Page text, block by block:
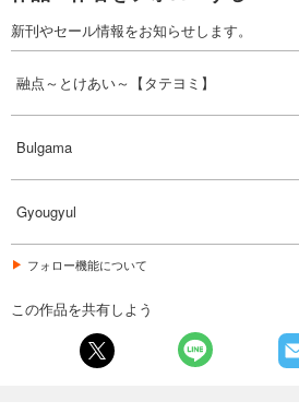
82円 (税込)
82円 (税込)
あらすじを表示する
融点～とけあい～【タテヨミ
新刊やセール情報をお知らせします。
融点～とけあい～【タテヨミ】
Bulgama
Gyougyul
フォロー機能について
この作品を共有しよう